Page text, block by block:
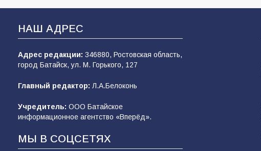
НАШ АДРЕС
Адрес редакции: 346880, Ростовская область,
город Батайск, ул. М. Горького, 127
Главный редактор: Л.А.Белоконь
Учредитель: ООО Батайское
информационное агентство «Вперёд».
МЫ В СОЦСЕТЯХ